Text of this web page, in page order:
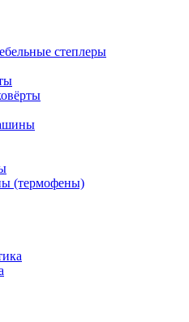
степлеры
(термофены)